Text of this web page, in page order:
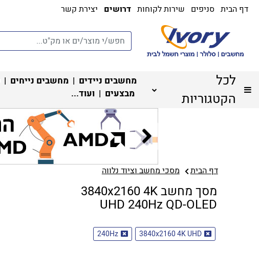
דף הבית סניפים שירות לקוחות דרושים יצירת קשר
לכל
הקטגוריות
מחשבים ניידים | מחשבים נייחים |
מבצעים | ועוד...
דף הבית מסכי מחשב וציוד נלווה
מסך מחשב 3840x2160 4K
UHD 240Hz QD-OLED
3840x2160 4K UHD
240Hz